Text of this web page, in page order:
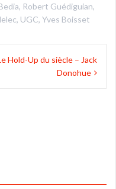
, Robert Guédiguian,
, UGC, Yves Boisset
Hold-Up du siècle – Jack
Donohue